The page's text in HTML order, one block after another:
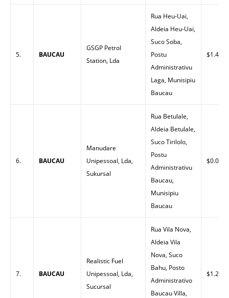
5. BAUCAU
GSGP Petrol
Station, Lda
Rua Heu-Uai,
Aldeia Heu-Uai,
Suco Soba,
Postu
Administrativu
Laga, Munisipiu
Baucau
$1.40
6. BAUCAU
Manudare
Unipessoal, Lda,
Sukursal
Rua Betulale,
Aldeia Betulale,
Suco Tirilolo,
Postu
Administrativu
Baucau,
Munisipiu
Baucau
$0.00
7. BAUCAU
Realistic Fuel
Unipessoal, Lda,
Sucursal
Rua Vila Nova,
Aldeia Vila
Nova, Suco
Bahu, Posto
Administrativo
Baucau Villa,
$1.23